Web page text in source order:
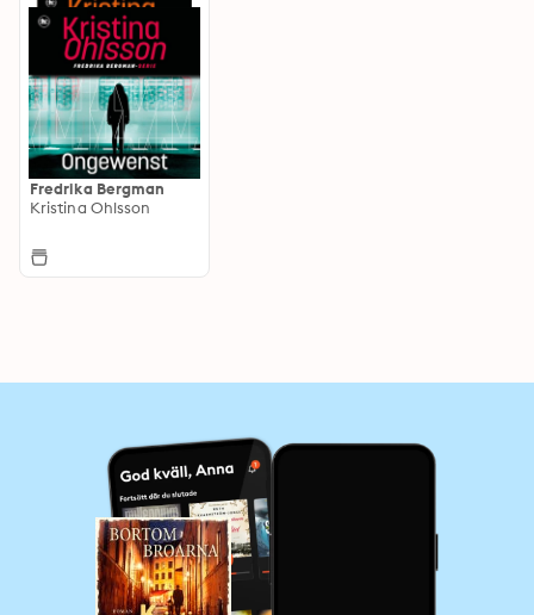
Fredrika Bergman
Kristina Ohlsson